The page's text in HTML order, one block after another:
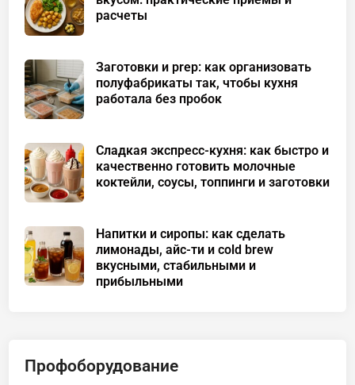
расчеты
Заготовки и prep: как организовать
полуфабрикаты так, чтобы кухня
работала без пробок
Сладкая экспресс-кухня: как быстро и
качественно готовить молочные
коктейли, соусы, топпинги и заготовки
Напитки и сиропы: как сделать
лимонады, айс-ти и cold brew
вкусными, стабильными и
прибыльными
Профоборудование